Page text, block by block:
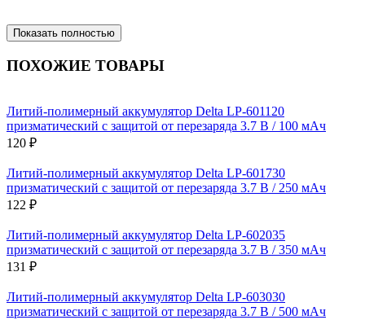
Показать полностью
ПОХОЖИЕ ТОВАРЫ
Литий-полимерный аккумулятор Delta LP-601120
призматический с защитой от перезаряда 3.7 В / 100 мАч
120 ₽
Литий-полимерный аккумулятор Delta LP-601730
призматический с защитой от перезаряда 3.7 В / 250 мАч
122 ₽
Литий-полимерный аккумулятор Delta LP-602035
призматический с защитой от перезаряда 3.7 В / 350 мАч
131 ₽
Литий-полимерный аккумулятор Delta LP-603030
призматический с защитой от перезаряда 3.7 В / 500 мАч